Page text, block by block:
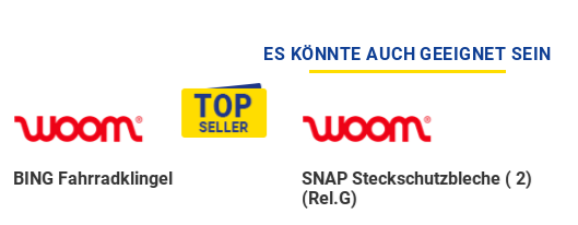
ES KÖNNTE AUCH GEEIGNET SEIN
BING Fahrradklingel
SNAP Steckschutzbleche ( 2)
(Rel.G)